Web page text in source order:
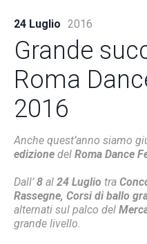
24 Luglio 2016
Grande
Roma
2016
Anche quest’anno siamo
edizione del Roma Dance
Dall’8 al 24 Luglio tra
Rassegne, Corsi di ballo
alternati sul palco del
grande livello.